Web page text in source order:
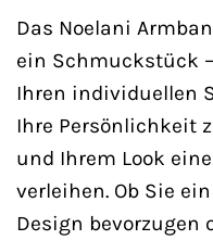
Das Noelani
ein Schmuckstück
Ihren individuellen
Ihre Persönlichkeit
und Ihrem Look
verleihen. Ob Sie
Design bevorzugen